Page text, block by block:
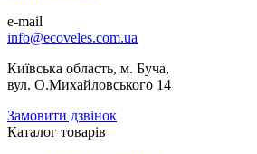
e-mail
info@ecoveles.com.ua
Київська область, м. Буча,
вул. О.Михайловського 14
Замовити дзвінок
Каталог товарів